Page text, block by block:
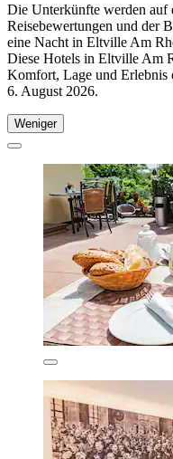
Die Unterkünfte werden auf
Reisebewertungen und der
eine Nacht in Eltville Am
Diese Hotels in Eltville Am
Komfort, Lage und Erlebnis
6. August 2026.
Weniger